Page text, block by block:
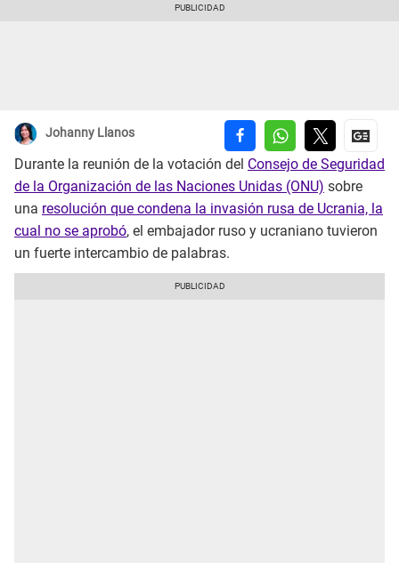
Johanny Llanos
Durante la reunión de la votación del Consejo de Seguridad
de la Organización de las Naciones Unidas (ONU) sobre
una resolución que condena la invasión rusa de Ucrania, la
cual no se aprobó, el embajador ruso y ucraniano tuvieron
un fuerte intercambio de palabras.